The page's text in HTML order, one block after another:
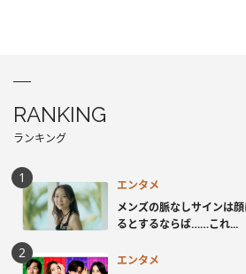
RANKING
ランキング
エンタメ
メンズの脈なしサインは
るとするならば……これ...
エンタメ